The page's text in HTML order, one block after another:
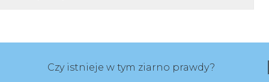
Czy istnieje w tym ziarno prawdy?